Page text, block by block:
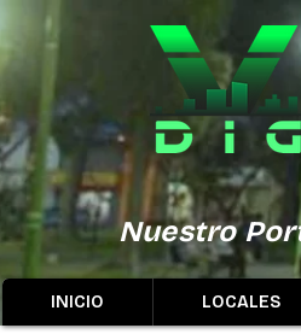
Nuestro
INICIO LOCALES